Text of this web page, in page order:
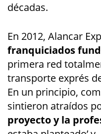
décadas.
En 2012, Alancar
franquiciados
primera red
transporte exprés
En un principio,
sintieron atraídos
proyecto y la